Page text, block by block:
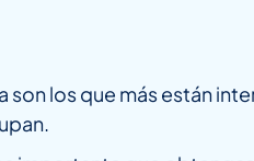
los que más están